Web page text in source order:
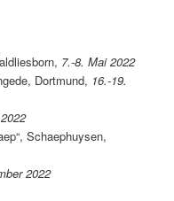
7.-8. Mai 2022
Dortmund, 16.-19.
Schaephuysen,
2022